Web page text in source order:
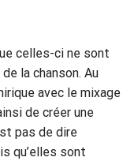
celles-ci ne sont
la chanson. Au
avec le mixage
de créer une
pas de dire
qu’elles sont